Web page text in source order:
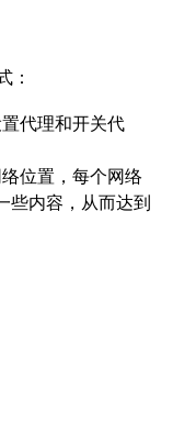
：
代理和开关代
位置，每个网络
些内容，从而达到